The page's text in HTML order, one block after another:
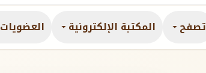
تصفح المكتبة الإلكترونية العضويات